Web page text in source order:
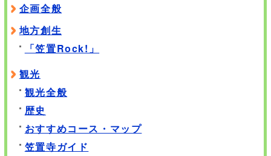
企画全般
地方創生
「笠置Rock!」
観光
観光全般
歴史
おすすめコース・マップ
笠置寺ガイド